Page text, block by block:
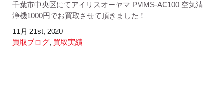
千葉市中央区にてアイリスオーヤマ PMMS-AC100 空気清
浄機1000円でお買取させて頂きました！
11月 21st, 2020
買取ブログ, 買取実績